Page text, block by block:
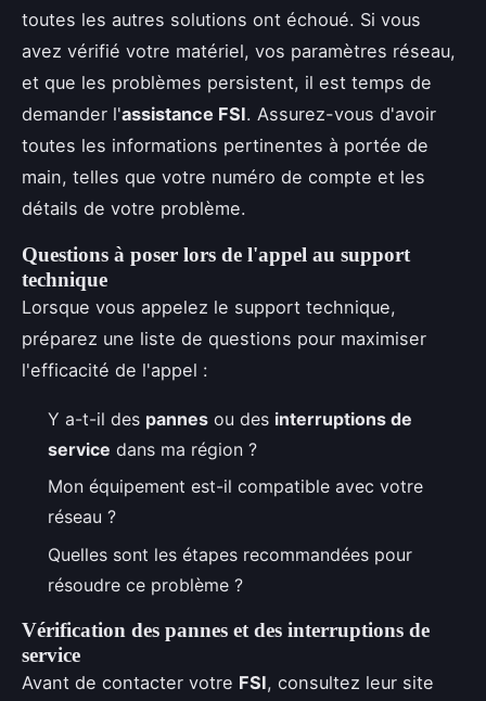
toutes les autres solutions ont échoué. Si vous
avez vérifié votre matériel, vos paramètres réseau,
et que les problèmes persistent, il est temps de
demander l'assistance FSI. Assurez-vous d'avoir
toutes les informations pertinentes à portée de
main, telles que votre numéro de compte et les
détails de votre problème.
Questions à poser lors de l'appel au support
technique
Lorsque vous appelez le support technique,
préparez une liste de questions pour maximiser
l'efficacité de l'appel :
Y a-t-il des pannes ou des interruptions de
service dans ma région ?
Mon équipement est-il compatible avec votre
réseau ?
Quelles sont les étapes recommandées pour
résoudre ce problème ?
Vérification des pannes et des interruptions de
service
Avant de contacter votre FSI, consultez leur site